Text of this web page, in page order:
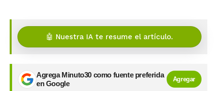
🤖 Nuestra IA te resume el artículo.
Agrega Minuto30 como fuente preferida
en Google
Agregar